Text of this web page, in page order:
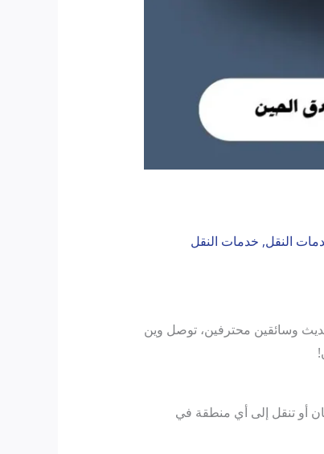
النقل, خدمات النقل
الكويت. مع أسطول حديث وسائقين محترفين، توصل وين
أو تنقل إلى أي منطقة في